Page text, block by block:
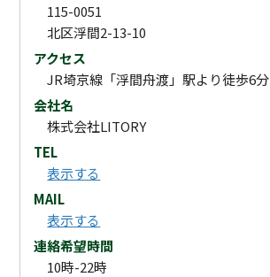
115-0051
北区浮間2-13-10
アクセス
JR埼京線「浮間舟渡」駅より徒歩6分
会社名
株式会社LITORY
TEL
表示する
MAIL
表示する
連絡希望時間
10時-22時